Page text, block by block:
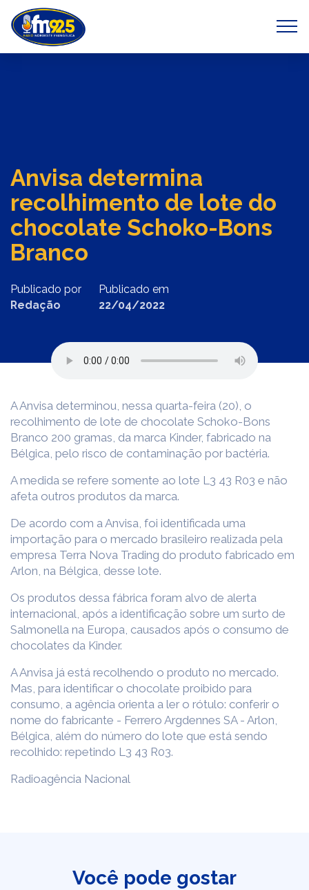
Previous Next
Anvisa determina
recolhimento de lote do
chocolate Schoko-Bons
Branco
Publicado por
Redação
Publicado em
22/04/2022
A Anvisa determinou, nessa quarta-feira (20), o
recolhimento de lote de chocolate Schoko-Bons
Branco 200 gramas, da marca Kinder, fabricado na
Bélgica, pelo risco de contaminação por bactéria.
A medida se refere somente ao lote L3 43 R03 e não
afeta outros produtos da marca.
De acordo com a Anvisa, foi identificada uma
importação para o mercado brasileiro realizada pela
empresa Terra Nova Trading do produto fabricado em
Arlon, na Bélgica, desse lote.
Os produtos dessa fábrica foram alvo de alerta
internacional, após a identificação sobre um surto de
Salmonella na Europa, causados após o consumo de
chocolates da Kinder.
A Anvisa já está recolhendo o produto no mercado.
Mas, para identificar o chocolate proibido para
consumo, a agência orienta a ler o rótulo: conferir o
nome do fabricante - Ferrero Argdennes SA - Arlon,
Bélgica, além do número do lote que está sendo
recolhido: repetindo L3 43 R03.
Radioagência Nacional
Você pode gostar